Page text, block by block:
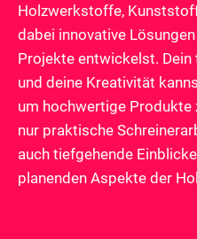
Holzwerkstoffe,
dabei innovative
Projekte entwickelst.
und deine Kreativität
um hochwertige Produkte
nur praktische
auch tiefgehende
planenden Aspekte der